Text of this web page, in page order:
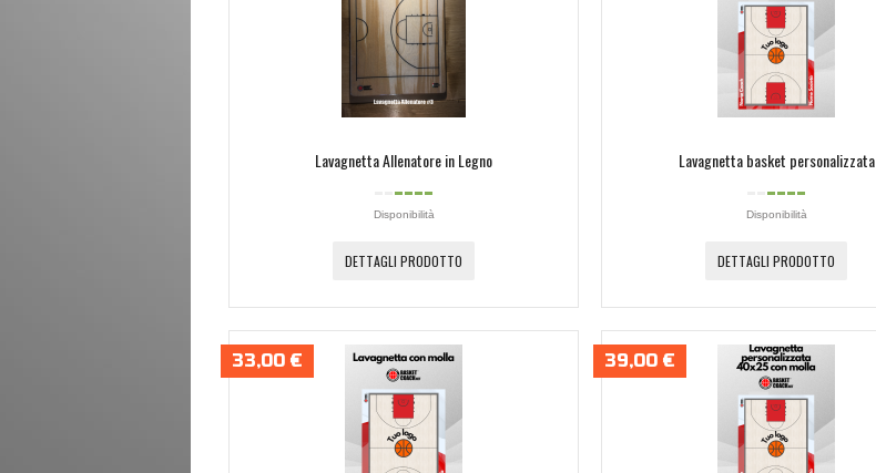
Lavagnetta Allenatore in Legno
Disponibilità
DETTAGLI PRODOTTO
Lavagnetta basket personalizzata
Disponibilità
DETTAGLI PRODOTTO
33,00 € 39,00 €